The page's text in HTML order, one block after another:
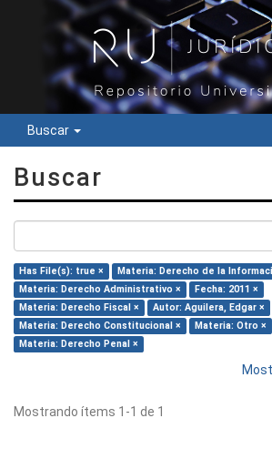
Buscar
Buscar
Has File(s): true ×
Materia: Derecho de la
Materia: Derecho Administrativo ×
Fecha: 2011 ×
Materia: Derecho Fiscal ×
Autor: Aguilera, Edgar ×
Materia: Derecho Constitucional ×
Materia: Otro ×
Materia: Derecho Penal ×
Mostrando ítems 1-1 de 1